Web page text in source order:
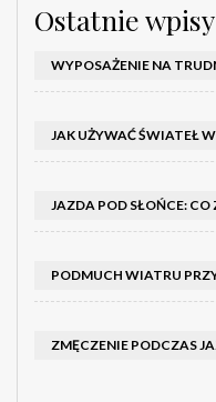
Ostatnie wpisy